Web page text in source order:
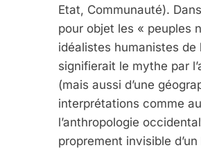
Etat, Communauté).
pour objet les « peuples
idéalistes humanistes
signifierait le mythe par
(mais aussi d’une
interprétations comme
l’anthropologie
proprement invisible
FRANCE